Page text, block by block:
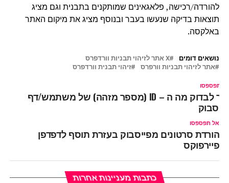
להורדה/רכישה, פלאגאינים שמותקנים בתבנית וגם מציג
תוצאות בדיקה שנעשו בעבר ובנוסף מציג את מיקום האתר
באלקסה.
נושאים דומים
X אתר לזיהוי תבניות וורדפרס
אתר לזיהוי תבניות וורפרס
זיהוי תבנית וורדפרס
תפספסו
איך לבדוק מה ה – ID (מספר מזהה) של משתמש/דף
אל תפספסו
הורדת סרטונים מפייסבוק בעזרת תוסף לדפדפן
פיירפוקס
כתבות מעניינות אחרות